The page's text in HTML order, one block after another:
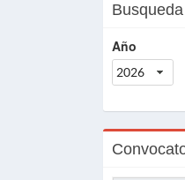
Año
2026